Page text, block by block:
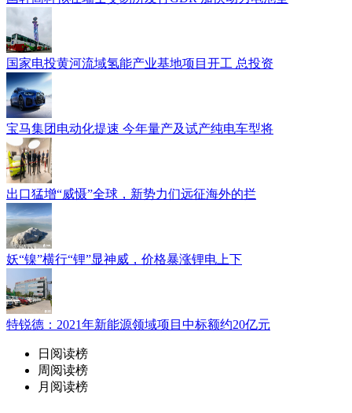
国家电投黄河流域氢能产业基地项目开工 总投资
宝马集团电动化提速 今年量产及试产纯电车型将
出口猛增“威慑”全球，新势力们远征海外的拦
妖“镍”横行“锂”显神威，价格暴涨锂电上下
特锐德：2021年新能源领域项目中标额约20亿元
日阅读榜
周阅读榜
月阅读榜